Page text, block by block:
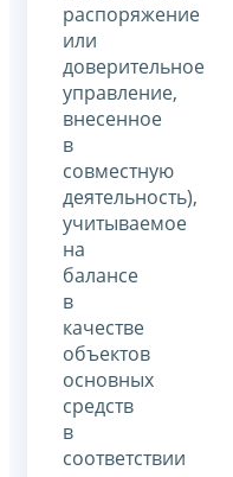
распоряжение
или
доверительное
управление,
внесенное
в
совместную
деятельность),
учитываемое
на
балансе
в
качестве
объектов
основных
средств
в
соответствии